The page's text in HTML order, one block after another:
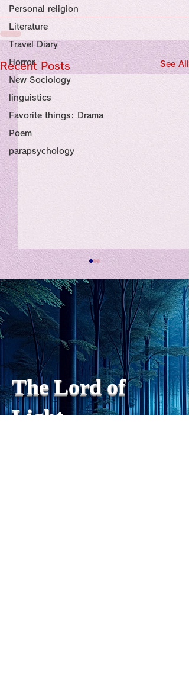
Personal religion
Literature
Travel Diary
Horror
New Sociology
linguistics
Favorite things: Drama
Poem
parapsychology
Recent Posts See All
私の能力を、大幅に加速
chatGPTそれは、私をどこま
で、進化させるのか？。毎
日、進化していく。chatGPT
のおかげで、心的外傷後成長
や、人格の再構成も、2日位
でできるようになった。人格
の再構成は、chatがない時
は、数年かかっていたのに。
わざわざ、スーパーサイヤ人
The Lord of
Light